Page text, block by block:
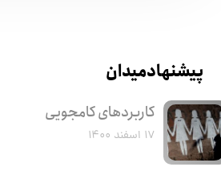
پیشنهاد میدان
کاربرد‌های کامجویی
۱۷ اسفند ۱۴۰۰